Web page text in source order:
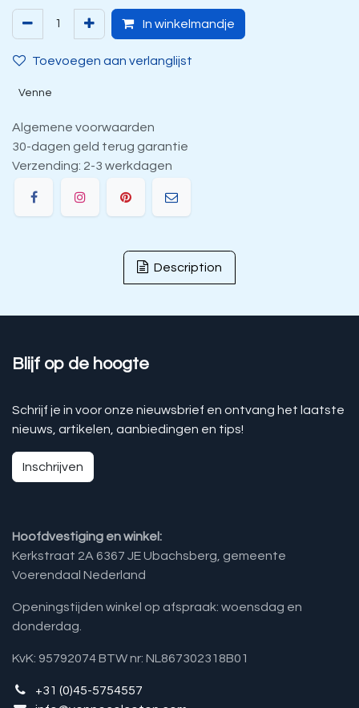
In winkelmandje
Toevoegen aan verlanglijst
Venne
Algemene voorwaarden
30-dagen geld terug garantie
Verzending: 2-3 werkdagen
Description
Blijf op de hoogte
Schrijf je in voor onze nieuwsbrief en ontvang het laatste
nieuws, artikelen, aanbiedingen en tips!
Inschrijven
Hoofdvestiging en winkel:
Kerkstraat 2A 6367 JE Ubachsberg, gemeente
Voerendaal Nederland
Openingstijden winkel op afspraak: woensdag en
donderdag.
KvK: 95792074 BTW nr: NL867302318B01
+31 (0)45-5754557